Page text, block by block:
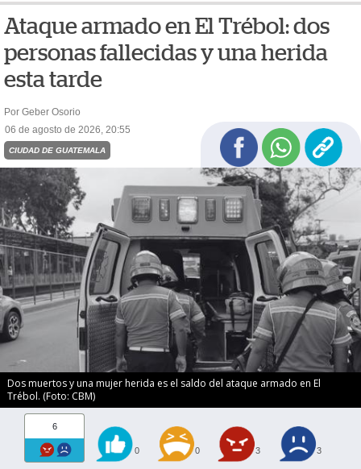
Ataque armado en El Trébol: dos
personas fallecidas y una herida
esta tarde
Por Geber Osorio
06 de agosto de 2026, 20:55
CIUDAD DE GUATEMALA
Dos muertos y una mujer herida es el saldo del ataque armado en El
Trébol. (Foto: CBM)
6
0 0 3 3